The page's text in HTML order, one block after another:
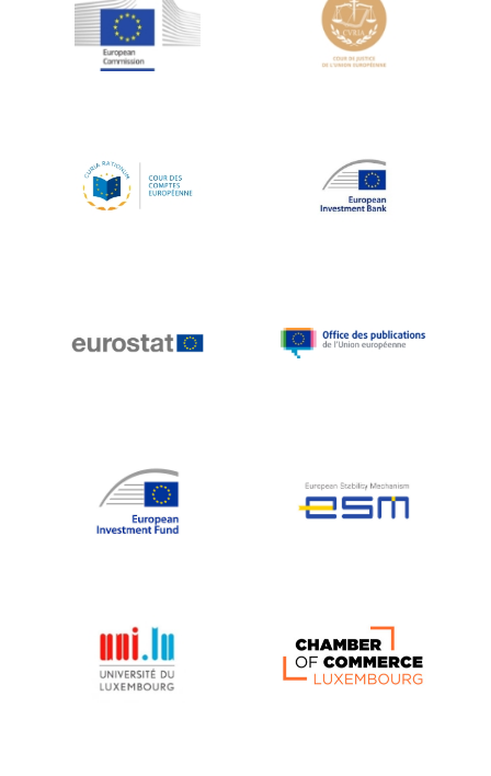
Jean-Louis Schiltz
Jean-Victor Louis
Johnny Åkerholm
Katharien L.C. Hunt
Klaus-Heiner Lehne
Koen LENAERTS
Lars Heikensten
Lucas Papademos
Máire Geoghegan-Quinn